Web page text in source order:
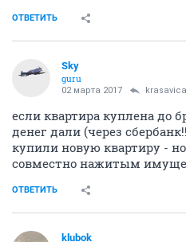
ОТВЕТИТЬ
Sky
guru
02 марта 2017 krasavica
если квартира куплена до
денег дали (через
купили новую квартиру -
совместно нажитым
ОТВЕТИТЬ
klubok